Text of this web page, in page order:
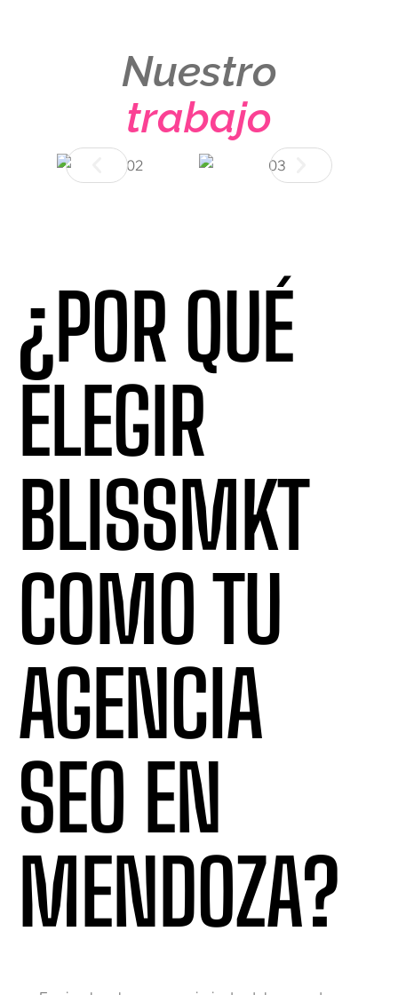
Nuestro
trabajo
¿POR QUÉ
ELEGIR
BLISSMKT
COMO TU
AGENCIA
SEO EN
MENDOZA?